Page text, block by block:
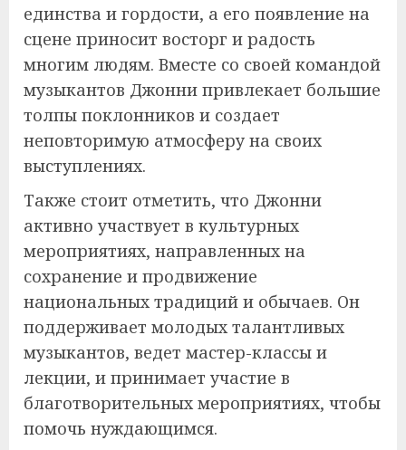
единства и гордости, а его появление на
сцене приносит восторг и радость
многим людям. Вместе со своей командой
музыкантов Джонни привлекает большие
толпы поклонников и создает
неповторимую атмосферу на своих
выступлениях.
Также стоит отметить, что Джонни
активно участвует в культурных
мероприятиях, направленных на
сохранение и продвижение
национальных традиций и обычаев. Он
поддерживает молодых талантливых
музыкантов, ведет мастер-классы и
лекции, и принимает участие в
благотворительных мероприятиях, чтобы
помочь нуждающимся.